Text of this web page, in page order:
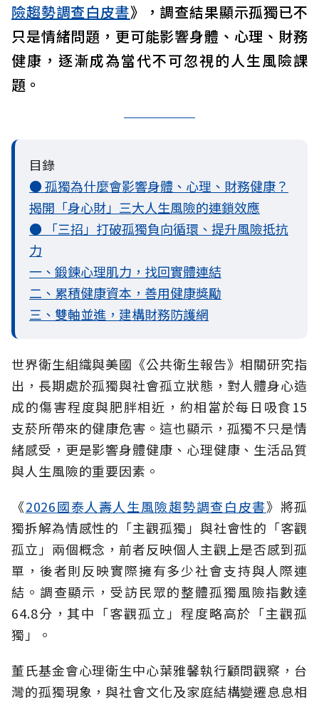
險趨勢調查白皮書》，調查結果顯示孤獨已不
只是情緒問題，更可能影響身體、心理、財務
健康，逐漸成為當代不可忽視的人生風險課
題。
目錄
● 孤獨為什麼會影響身體、心理、財務健康？
揭開「身心財」三大人生風險的連鎖效應
● 「三招」打破孤獨負向循環、提升風險抵抗
力
一、鍛鍊心理肌力，找回實體連結
二、累積健康資本，善用健康獎勵
三、雙軸並進，建構財務防護網
世界衛生組織與美國《公共衛生報告》相關研究指
出，長期處於孤獨與社會孤立狀態，對人體身心造
成的傷害程度與肥胖相近，約相當於每日吸食15
支菸所帶來的健康危害。這也顯示，孤獨不只是情
緒感受，更是影響身體健康、心理健康、生活品質
與人生風險的重要因素。
《2026國泰人壽人生風險趨勢調查白皮書》將孤
獨拆解為情感性的「主觀孤獨」與社會性的「客觀
孤立」兩個概念，前者反映個人主觀上是否感到孤
單，後者則反映實際擁有多少社會支持與人際連
結。調查顯示，受訪民眾的整體孤獨風險指數達
64.8分，其中「客觀孤立」程度略高於「主觀孤
獨」。
董氏基金會心理衛生中心葉雅馨執行顧問觀察，台
灣的孤獨現象，與社會文化及家庭結構變遷息息相